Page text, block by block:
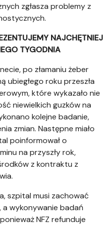
zgłasza problemy z
NAJCHĘTNIEJ
TYGODNIA
po złamaniu żeber
ubiegłego roku przeszła
które wykazało nie
niewielkich guzków na
kolejne badanie,
zmian. Następne miało
poinformował o
na przyszły rok,
z kontraktu z
szpital musi zachować
a wykonywanie badań
NFZ refunduje